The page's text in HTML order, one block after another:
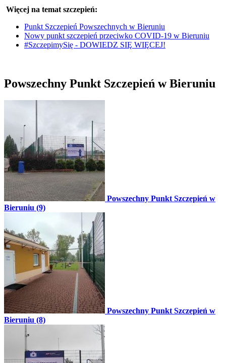
Więcej na temat szczepień:
Punkt Szczepień Powszechnych w Bieruniu
Nowy punkt szczepień przeciwko COVID-19 w Bieruniu
#SzczepimySię - DOWIEDZ SIĘ WIĘCEJ!
Powszechny Punkt Szczepień w Bieruniu
Powszechny Punkt Szczepień w
Bieruniu (9)
Powszechny Punkt Szczepień w
Bieruniu (8)